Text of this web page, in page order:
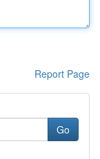
Report Page
Go